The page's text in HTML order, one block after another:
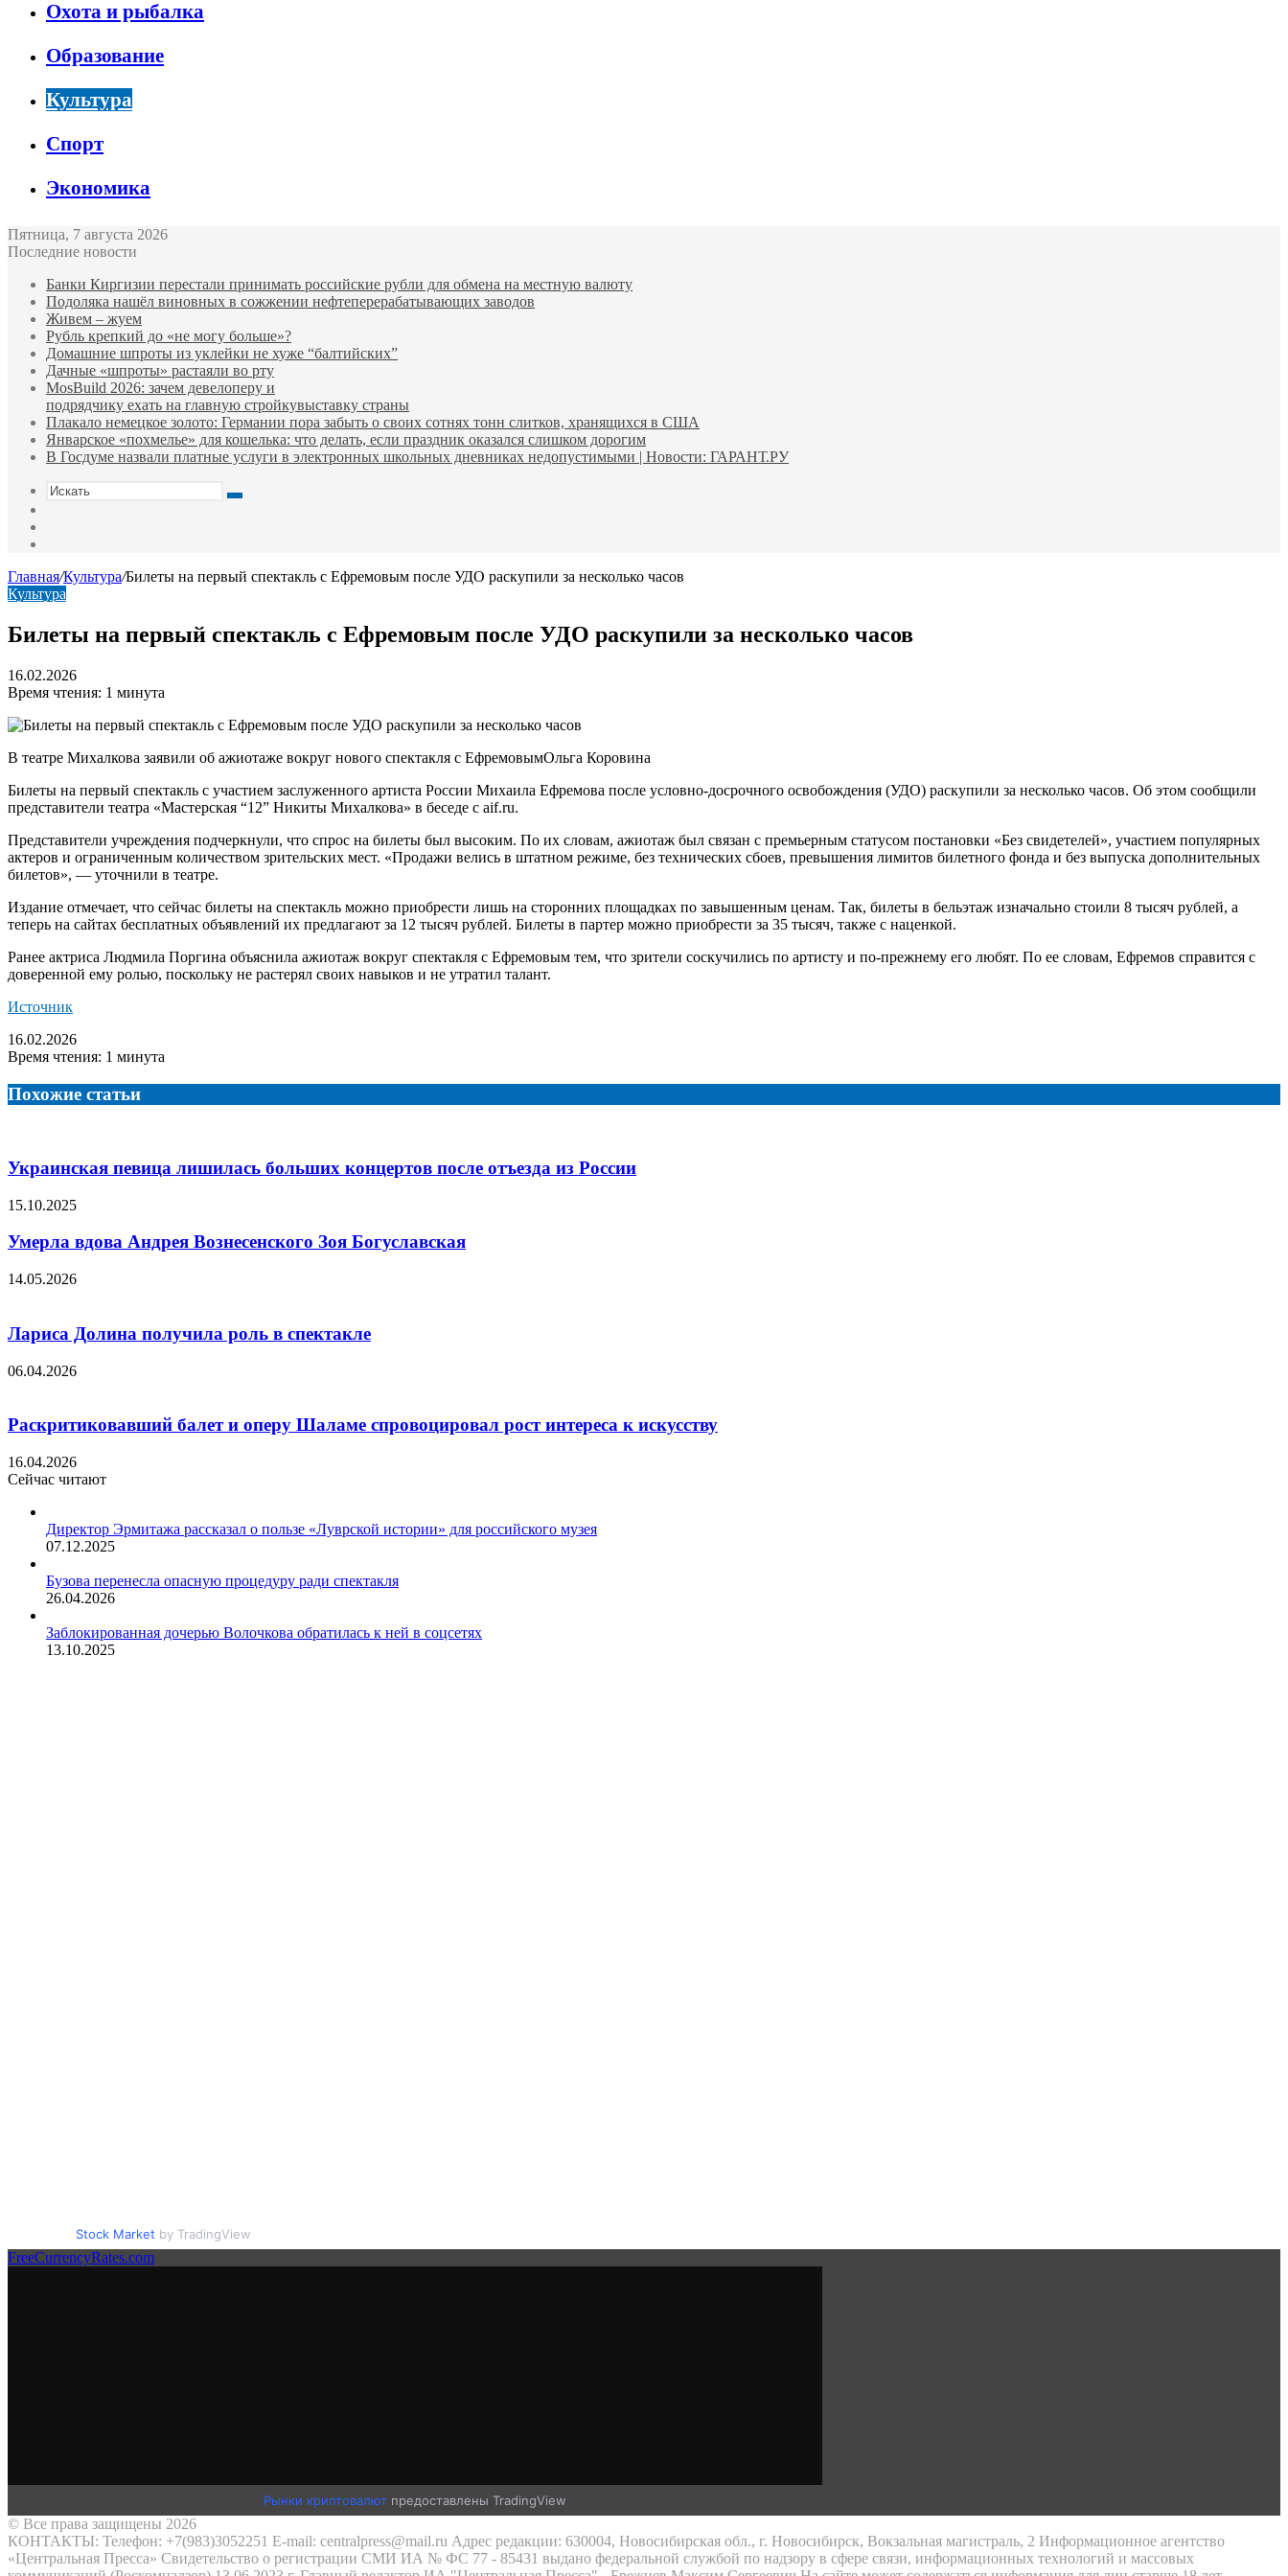
Охота и рыбалка
Образование
Культура
Спорт
Экономика
Пятница, 7 августа 2026
Последние новости
Банки Киргизии перестали принимать российские рубли для обмена на местную валюту
Подоляка нашёл виновных в сожжении нефтеперерабатывающих заводов
Живем – жуем
Рубль крепкий до «не могу больше»?
Домашние шпроты из уклейки не хуже “балтийских”
Дачные «шпроты» растаяли во рту
MosBuild 2026: зачем девелоперу и
подрядчиĸу ехать на главную стройĸувыставĸу страны
Плакало немецкое золото: Германии пора забыть о своих сотнях тонн слитков, хранящихся в США
Январское «похмелье» для кошелька: что делать, если праздник оказался слишком дорогим
В Госдуме назвали платные услуги в электронных школьных дневниках недопустимыми | Новости: ГАРАНТ.РУ
Искать
Главная/Культура/Билеты на первый спектакль с Ефремовым после УДО раскупили за несколько часов
Культура
Билеты на первый спектакль с Ефремовым после УДО раскупили за несколько часов
16.02.2026
Время чтения: 1 минута
В театре Михалкова заявили об ажиотаже вокруг нового спектакля с ЕфремовымОльга Коровина
Билеты на первый спектакль с участием заслуженного артиста России Михаила Ефремова после условно-досрочного освобождения (УДО) раскупили за несколько часов. Об этом сообщили
представители театра «Мастерская “12” Никиты Михалкова» в беседе с aif.ru.
Представители учреждения подчеркнули, что спрос на билеты был высоким. По их словам, ажиотаж был связан с премьерным статусом постановки «Без свидетелей», участием популярных
актеров и ограниченным количеством зрительских мест. «Продажи велись в штатном режиме, без технических сбоев, превышения лимитов билетного фонда и без выпуска дополнительных
билетов», — уточнили в театре.
Издание отмечает, что сейчас билеты на спектакль можно приобрести лишь на сторонних площадках по завышенным ценам. Так, билеты в бельэтаж изначально стоили 8 тысяч рублей, а
теперь на сайтах бесплатных объявлений их предлагают за 12 тысяч рублей. Билеты в партер можно приобрести за 35 тысяч, также с наценкой.
Ранее актриса Людмила Поргина объяснила ажиотаж вокруг спектакля с Ефремовым тем, что зрители соскучились по артисту и по-прежнему его любят. По ее словам, Ефремов справится с
доверенной ему ролью, поскольку не растерял своих навыков и не утратил талант.
Источник
16.02.2026
Время чтения: 1 минута
Похожие статьи
Украинская певица лишилась больших концертов после отъезда из России
15.10.2025
Умерла вдова Андрея Вознесенского Зоя Богуславская
14.05.2026
Лариса Долина получила роль в спектакле
06.04.2026
Раскритиковавший балет и оперу Шаламе спровоцировал рост интереса к искусству
16.04.2026
Сейчас читают
Директор Эрмитажа рассказал о пользе «Луврской истории» для российского музея
07.12.2025
Бузова перенесла опасную процедуру ради спектакля
26.04.2026
Заблокированная дочерью Волочкова обратилась к ней в соцсетях
13.10.2025
Stock Market by TradingView
FreeCurrencyRates.com
Рынки криптовалют предоставлены TradingView
© Все права защищены 2026
КОНТАКТЫ: Телефон: +7(983)3052251 E-mail: centralpress@mail.ru Адрес редакции: 630004, Новосибирская обл., г. Новосибирск, Вокзальная магистраль, 2 Информационное агентство
«Центральная Пресса» Свидетельство о регистрации СМИ ИА № ФС 77 - 85431 выдано федеральной службой по надзору в сфере связи, информационных технологий и массовых